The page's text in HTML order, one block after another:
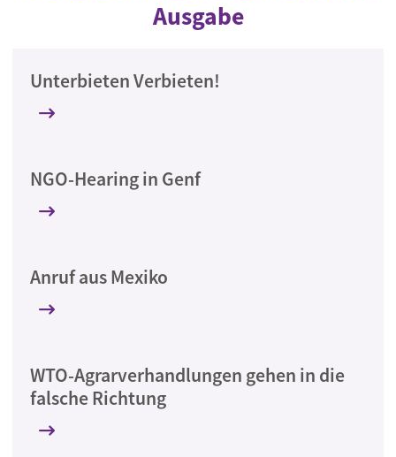
Ausgabe
Unterbieten Verbieten!
NGO-Hearing in Genf
Anruf aus Mexiko
WTO-Agrarverhandlungen gehen in die
falsche Richtung